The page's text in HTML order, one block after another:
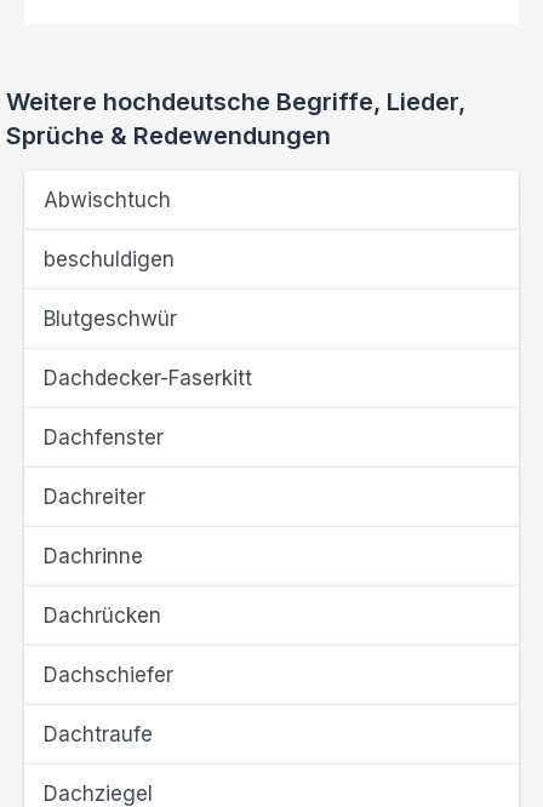
Weitere hochdeutsche Begriffe, Lieder,
Sprüche & Redewendungen
Abwischtuch
beschuldigen
Blutgeschwür
Dachdecker-Faserkitt
Dachfenster
Dachreiter
Dachrinne
Dachrücken
Dachschiefer
Dachtraufe
Dachziegel